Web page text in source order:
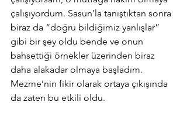
çalışıyordum. Sasun’la tanıştıktan sonra
biraz da “doğru bildiğimiz yanlışlar”
gibi bir şey oldu bende ve onun
bahsettiği örnekler üzerinden biraz
daha alakadar olmaya başladım.
Mezme’nin fikir olarak ortaya çıkışında
da zaten bu etkili oldu.